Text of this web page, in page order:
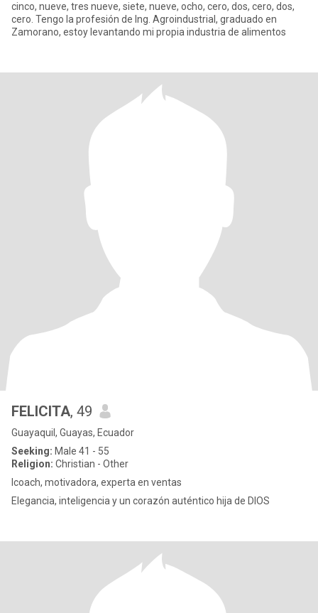
cinco, nueve, tres nueve, siete, nueve, ocho, cero, dos, cero, dos,
cero. Tengo la profesión de Ing. Agroindustrial, graduado en
Zamorano, estoy levantando mi propia industria de alimentos
FELICITA, 49
Guayaquil, Guayas, Ecuador
Seeking: Male 41 - 55
Religion: Christian - Other
lcoach, motivadora, experta en ventas
Elegancia, inteligencia y un corazón auténtico hija de DIOS